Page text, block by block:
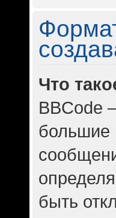
Что
BBCode
большие
быть